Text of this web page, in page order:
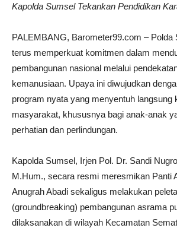
Kapolda Sumsel Tekankan Pendidikan
PALEMBANG, Barometer99.com – Polda
terus memperkuat komitmen dalam
pembangunan nasional melalui
kemanusiaan. Upaya ini diwujudkan
program nyata yang menyentuh langsung
masyarakat, khususnya bagi anak-anak
perhatian dan perlindungan.
Kapolda Sumsel, Irjen Pol. Dr. Sandi
M.Hum., secara resmi meresmikan Panti
Anugrah Abadi sekaligus melakukan
(groundbreaking) pembangunan asrama
dilaksanakan di wilayah Kecamatan